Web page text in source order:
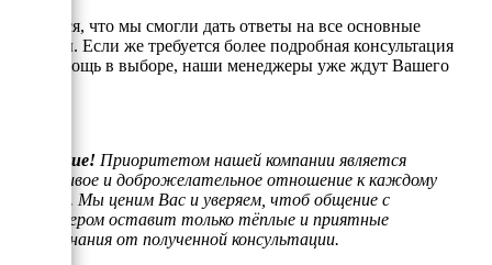
Надеемся, что мы смогли дать ответы на все основные
вопросы. Если же требуется более подробная консультация
или помощь в выборе, наши менеджеры уже ждут Вашего
Внимание! Приоритетом нашей компании является
отзывчивое и доброжелательное отношение к каждому
клиенту. Мы ценим Вас и уверяем, чтоб общение с
менеджером оставит только тёплые и приятные
воспоминания от полученной консультации.